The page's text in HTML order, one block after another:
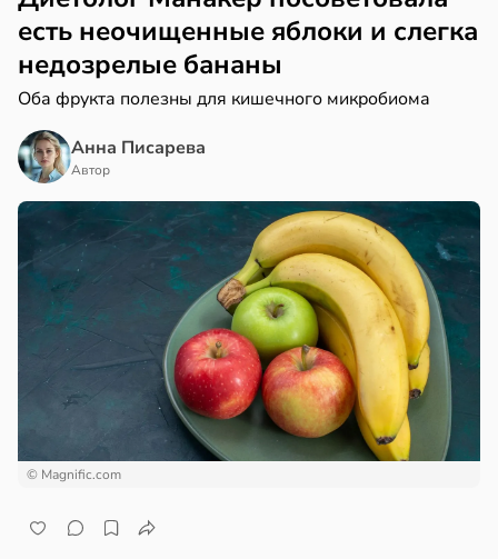
есть неочищенные яблоки и слегка
недозрелые бананы
Оба фрукта полезны для кишечного микробиома
Анна Писарева
Автор
© Magnific.com